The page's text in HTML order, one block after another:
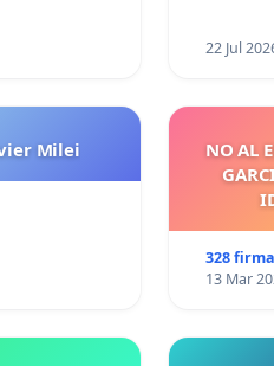
22 Jul
Milei
NO AL
328
13 Mar